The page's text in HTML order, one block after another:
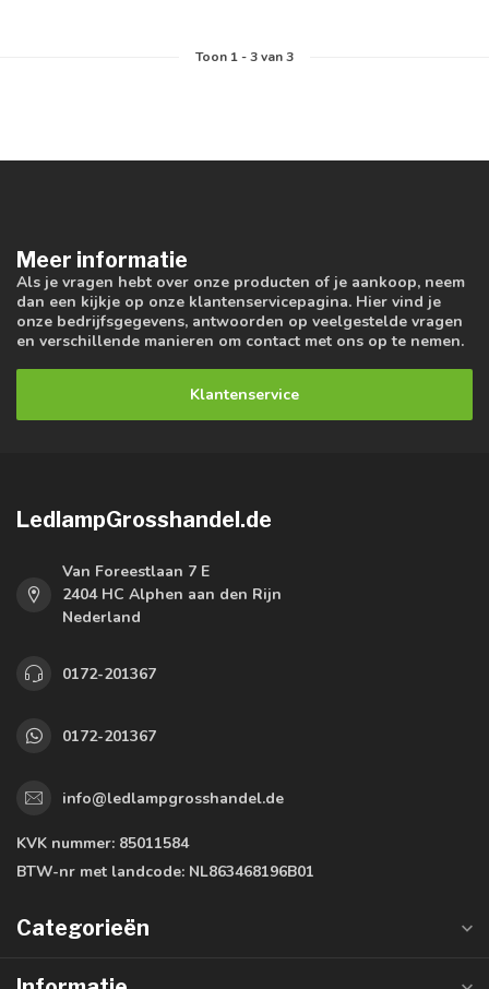
Toon 1-3van 3
Meer informatie
Als je vragen hebt over onze producten of je aankoop, neem
dan een kijkje op onze klantenservicepagina. Hier vind je
onze bedrijfsgegevens, antwoorden op veelgestelde vragen
en verschillende manieren om contact met ons op te nemen.
Klantenservice
LedlampGrosshandel.de
Van Foreestlaan 7 E
2404 HC Alphen aan den Rijn
Nederland
0172-201367
0172-201367
info@ledlampgrosshandel.de
KVK nummer: 85011584
BTW-nr met landcode: NL863468196B01
Categorieën